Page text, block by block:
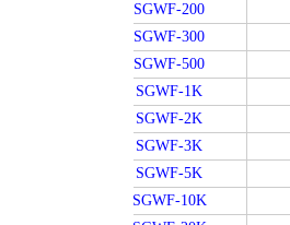
SGWF-200
SGWF-300
SGWF-500
SGWF-1K
SGWF-2K
SGWF-3K
SGWF-5K
SGWF-10K